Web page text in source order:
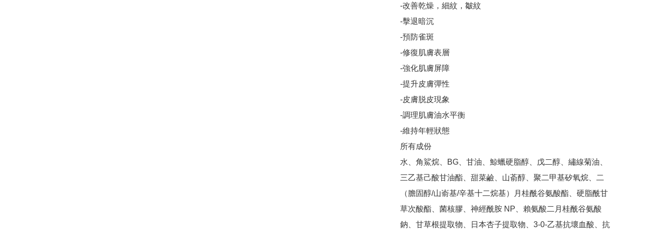
-改善乾燥，細紋，皺紋
-擊退暗沉
-預防雀斑
-修復肌膚表層
-強化肌膚屏障
-提升皮膚彈性
-皮膚脱皮現象
-調理肌膚油水平衡
-維持年輕狀態
所有成份
水、角鯊烷、BG、甘油、鯨蠟硬脂醇、戊二醇、繡線菊油、
三乙基己酸甘油酯、甜菜鹼、山萮醇、聚二甲基矽氧烷、二
（膽固醇/山嵛基/辛基十二烷基）月桂酰谷氨酸酯、硬脂酰甘
草次酸酯、菌核膠、神經酰胺 NP、賴氨酸二月桂酰谷氨酸
鈉、甘草根提取物、日本杏子提取物、3-0-乙基抗壞血酸、抗